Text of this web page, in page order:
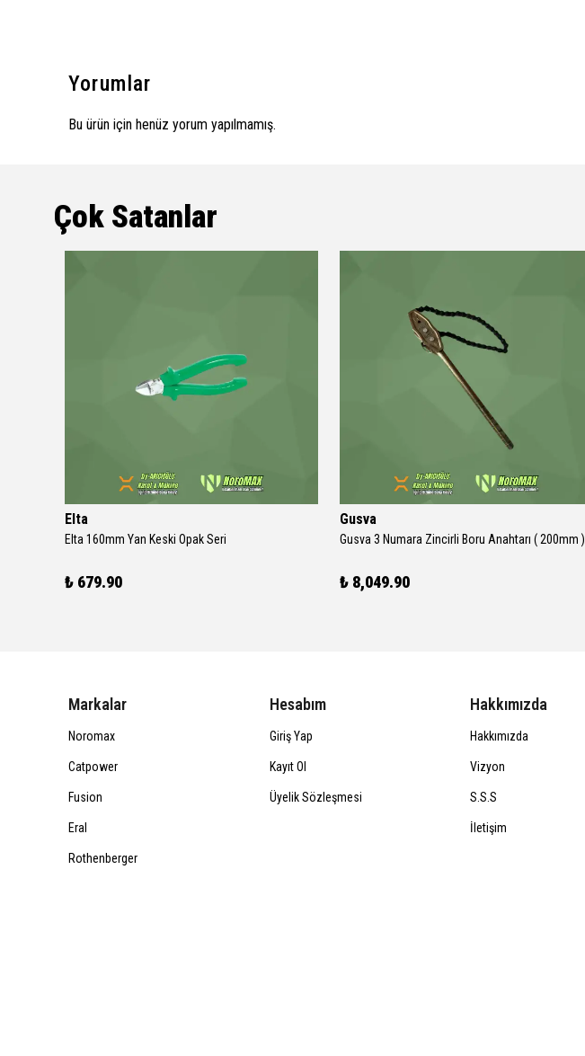
Yorumlar
Bu ürün için henüz yorum yapılmamış.
Çok Satanlar
Elta
Elta 160mm Yan Keski Opak Seri
₺ 679.90
Gusva
Gusva 3 Numara Zincirli Boru Anahtarı ( 200mm )
₺ 8,049.90
Markalar
Noromax
Catpower
Fusion
Eral
Rothenberger
Hesabım
Giriş Yap
Kayıt Ol
Üyelik Sözleşmesi
Hakkımızda
Hakkımızda
Vizyon
S.S.S
İletişim